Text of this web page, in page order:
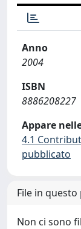
Anno
2004
ISBN
8886208227
Appare
4.1
pubblicato
File in
Non ci sono